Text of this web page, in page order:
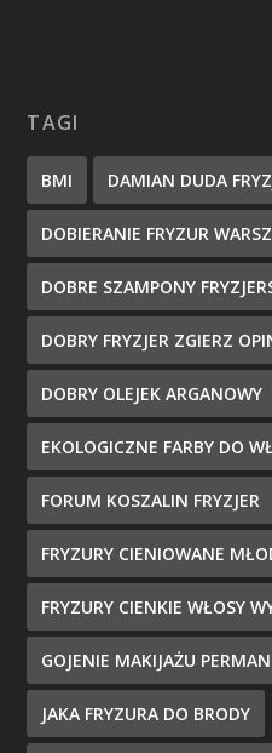
TAGI
BMI DAMIAN DUDA
DOBIERANIE FRYZUR
DOBRE SZAMPONY
DOBRY FRYZJER ZGIERZ
DOBRY OLEJEK ARGANOWY
EKOLOGICZNE FARBY DO
FORUM KOSZALIN FRYZJER
FRYZURY CIENIOWANE
FRYZURY CIENKIE WŁOSY
GOJENIE MAKIJAŻU
JAKA FRYZURA DO BRODY